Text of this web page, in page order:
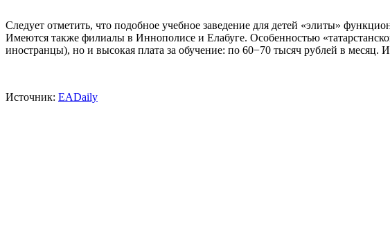
Следует отметить, что подобное учебное заведение для детей «элиты»
Имеются также филиалы в Иннополисе и Елабуге. Особенностью
иностранцы), но и высокая плата за обучение: по 60−70 тысяч рублей в месяц.
Источник: EADaily